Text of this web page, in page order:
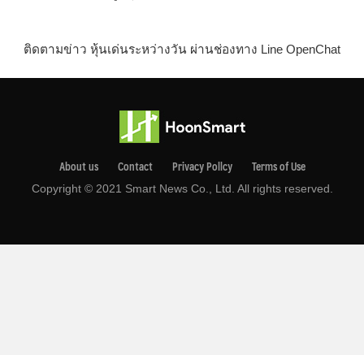
ติดตามข่าว หุ้นเด่นระหว่างวัน ผ่านช่องทาง Line OpenChat
About us Contact Privacy Pollcy Terms of Use
Copyright © 2021 Smart News Co., Ltd. All rights reserved.